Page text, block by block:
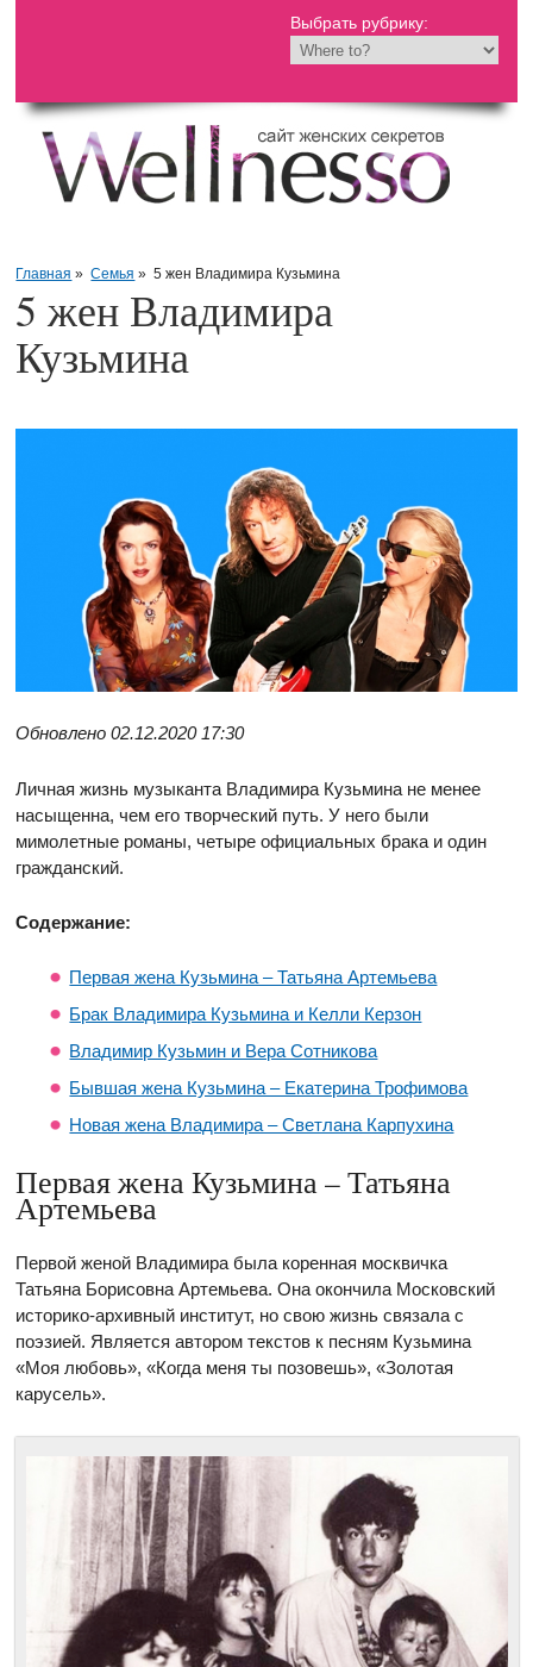
Выбрать рубрику:
Главная » Семья » 5 жен Владимира Кузьмина
5 жен Владимира
Кузьмина
Обновлено 02.12.2020 17:30
Личная жизнь музыканта Владимира Кузьмина не менее
насыщенна, чем его творческий путь. У него были
мимолетные романы, четыре официальных брака и один
гражданский.
Содержание:
Первая жена Кузьмина – Татьяна Артемьева
Брак Владимира Кузьмина и Келли Керзон
Владимир Кузьмин и Вера Сотникова
Бывшая жена Кузьмина – Екатерина Трофимова
Новая жена Владимира – Светлана Карпухина
Первая жена Кузьмина – Татьяна
Артемьева
Первой женой Владимира была коренная москвичка
Татьяна Борисовна Артемьева. Она окончила Московский
историко-архивный институт, но свою жизнь связала с
поэзией. Является автором текстов к песням Кузьмина
«Моя любовь», «Когда меня ты позовешь», «Золотая
карусель».